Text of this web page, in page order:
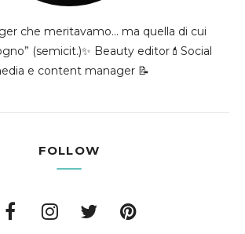
che meritavamo... ma quella di cui
(semicit.)✨ Beauty editor💄Social
e content manager 📝
FOLLOW